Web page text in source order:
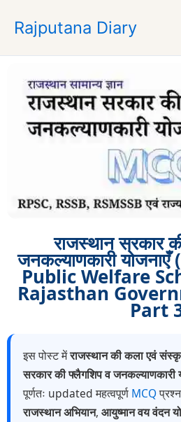
p
Rajputana Diary
राजस्थान सरकार
जनकल्याणकारी
Public Welfare
Rajasthan
Part
इस पोस्ट मेंराजस्थान की कला एवं
सरकार की फ्लैगशिप व जनकल्याणकारी
पूर्णतः updated महत्वपूर्ण MCQ
राजस्थान अभियान, आयुष्मान वय वंदन